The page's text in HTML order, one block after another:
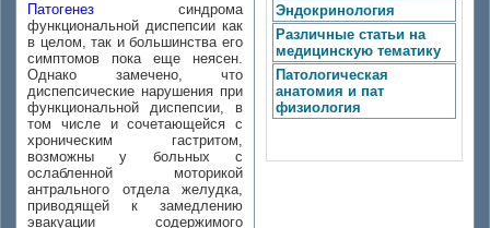
Патогенез синдрома
функциональной диспепсии как
в целом, так и большинства его
симптомов пока еще неясен.
Однако замечено, что
диспепсические нарушения при
функциональной диспепсии, в
том числе и сочетающейся с
хроническим гaстритом,
возможны у больных с
ослабленной моторикой
антрального отдела желудка,
приводящей к замедлению
эвакуации содержимого
Эндокринология
Различные статьи на
медицинскую тематику
Патологическая
анатомия и пат
физиология